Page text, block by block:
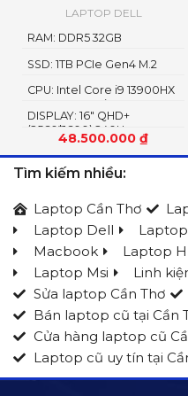
LAPTOP DELL
48.500.000 ₫
DISPLAY: 16″ QHD+
(2560*1600) 240Hz
CPU: Intel Core i9 13900HX
Up To 5.4GHz (24 Cores, 32
Threads, 36MB Cache)
SSD: 1TB PCIe Gen4 M.2
RAM: DDR5 32GB
Tìm kiếm nhiều:
Laptop Cần Thơ
Laptop Dell
Macbook
Laptop
Laptop Msi
Linh
Sửa laptop Cần Thơ
Bán laptop cũ tại Cần
Cửa hàng laptop cũ
Laptop cũ uy tín tại